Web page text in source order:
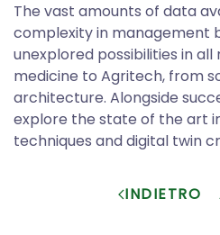
The vast amounts of data
complexity in management
unexplored possibilities in
medicine to Agritech, from
architecture. Alongside
explore the state of the art
techniques and digital twin
INDIETRO